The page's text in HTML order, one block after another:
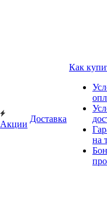
Акции
Доставка
Как
на